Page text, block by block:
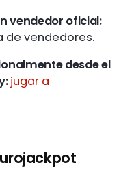
vendedor oficial:
de vendedores.
desde el
jugar a